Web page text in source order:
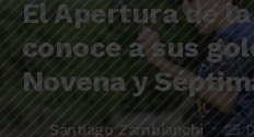
El Apertura de
conoce a sus
Novena y
Santiago Zambianchi 25